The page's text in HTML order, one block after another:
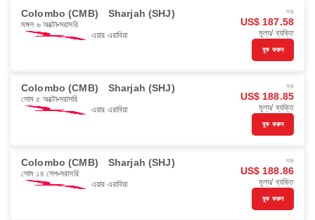
Colombo (CMB) Sharjah (SHJ)
মঙ্গল ৬ অক্টো সরাসরি
এয়ার এরাবিয়া
শুরু
US$ 187.58
মূল্য/ ব্যক্তি
বুক করুন
Colombo (CMB) Sharjah (SHJ)
সোম ৫ অক্টো সরাসরি
এয়ার এরাবিয়া
শুরু
US$ 188.85
মূল্য/ ব্যক্তি
বুক করুন
Colombo (CMB) Sharjah (SHJ)
সোম ১৪ সেপ সরাসরি
এয়ার এরাবিয়া
শুরু
US$ 188.86
মূল্য/ ব্যক্তি
বুক করুন